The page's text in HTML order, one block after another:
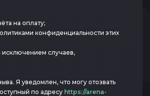
на оплату;
конфиденциальности этих
исключением случаев,
Я уведомлен, что могу отозвать
по адресу https://arena-